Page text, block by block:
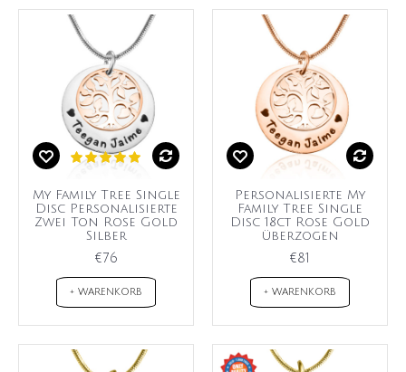
My Family Tree Single
Disc Personalisierte
Zwei Ton Rose Gold
Silber
€76
+ WARENKORB
Personalisierte My
Family Tree Single
Disc 18ct Rose Gold
überzogen
€81
+ WARENKORB